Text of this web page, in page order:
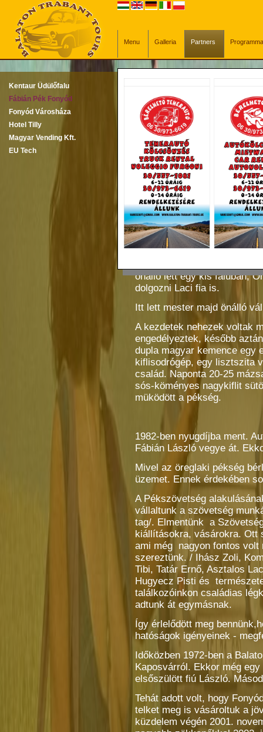
Menu Galleria Partners Programma
Kentaur Üdülőfalu
Fábián Pék Fonyód
Fonyód Városháza
Hotel Tilly
Magyar Vending Kft.
EU Tech
A család kapcsolata a
kezdődik. Ugyanis akkor
pékhez kifutófiúnak. Úgy
egész életére a rabja maradt.
Először Kaposváron bérelt
mestervizsgát letette. Ide
aki szintén pék lett és így
államosításra került a
önálló lett egy kis faluban,
dolgozni Laci fia is.
Itt lett mester majd önálló
A kezdetek nehezek voltak
engedélyeztek, később
dupla magyar kemence egy
kiflisodrógép, egy lisztszita
család. Naponta 20-25
sós-köményes nagykiflit
müködött a pékség.
1982-ben nyugdíjba ment.
Fábián László vegye át.
Mivel az öreglaki pékség
üzemet. Ennek érdekében
A Pékszövetség
vállaltunk a szövetség
tag/. Elmentünk a
kiállításokra, vásárokra. Ott
ami még nagyon fontos volt
szereztünk. / Ihász Zoli,
Tibi, Tatár Ernő, Asztalos
Hugyecz Pisti és
találkozóinkon családias
adtunk át egymásnak.
Így érlelődött meg
hatóságok igényeinek -
Időközben 1972-ben a
Kaposvárról. Ekkor még
elsőszülött fiú László.
Tehát adott volt, hogy
telket meg is vásároltuk a
küzdelem végén 2001.